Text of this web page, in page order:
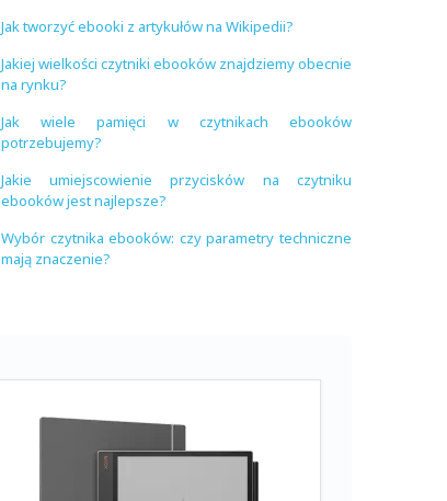
Jak tworzyć ebooki z artykułów na Wikipedii?
Jakiej wielkości czytniki ebooków znajdziemy obecnie
na rynku?
Jak wiele pamięci w czytnikach ebooków
potrzebujemy?
Jakie umiejscowienie przycisków na czytniku
ebooków jest najlepsze?
Wybór czytnika ebooków: czy parametry techniczne
mają znaczenie?